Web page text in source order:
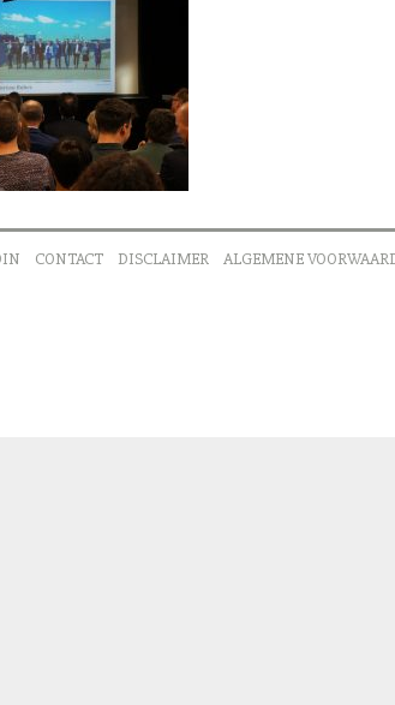
CONTACT DISCLAIMER ALGEMENE